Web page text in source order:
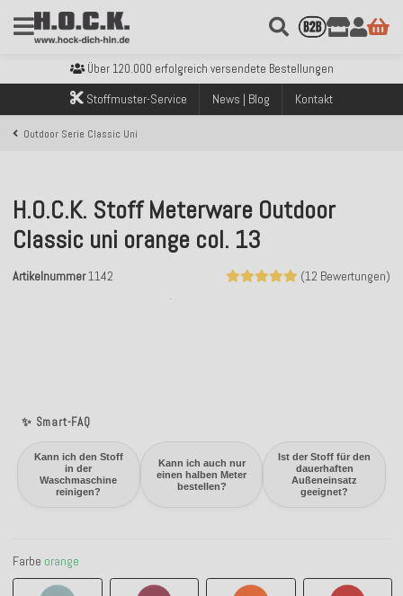
Kostenloser Versand innerhalb Deutschlands ab 99€ Bestellwert
Sicher bezahlen mit Klarna, PayPal & Amazon Pay
Kostenloser Versand innerhalb Deutschlands ab 99€ Bestellwert
Über 120.000 erfolgreich versendete Bestellungen
Sicher bezahlen mit Klarna, PayPal & Amazon Pay
Kostenloser Versand innerhalb Deutschlands ab 99€ Bestellwert
Stoffmuster-Service News | Blog Kontakt
Outdoor Serie Classic Uni
✨ Smart-FAQ
Kann ich den Stoff
in der
Waschmaschine
reinigen?
Kann ich auch nur
einen halben Meter
bestellen?
Ist der Stoff für den
dauerhaften
Außeneinsatz
geeignet?
H.O.C.K. Stoff Meterware Outdoor
Classic uni orange col. 13
(12 Bewertungen)
Artikelnummer1142
Farbe orange
manzana aqua himbeer raspberry orange rot